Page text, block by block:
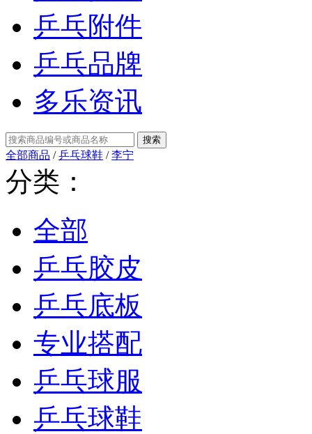
乒乓附件
乒乓品牌
多乐资讯
全部商品 /乒乓球鞋 /李宁
分类：
全部
乒乓胶皮
乒乓底板
专业搭配
乒乓球服
乒乓球鞋